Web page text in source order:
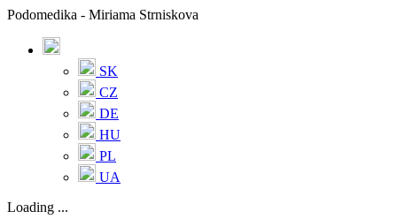
Podomedika - Miriama Strniskova
SK
CZ
DE
HU
PL
UA
Loading ...